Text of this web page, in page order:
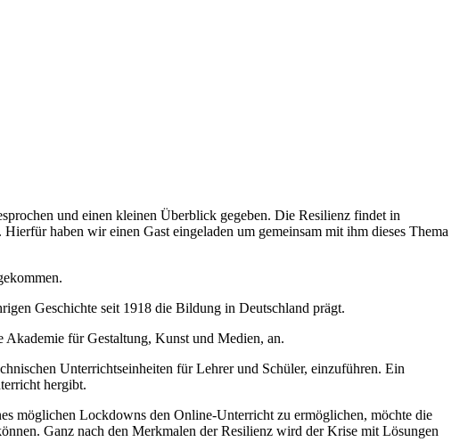
und einen kleinen Überblick gegeben. Die Resilienz findet in
haben wir einen Gast eingeladen um gemeinsam mit ihm dieses Thema
Geschichte seit 1918 die Bildung in Deutschland prägt.
für Gestaltung, Kunst und Medien, an.
Unterrichtseinheiten für Lehrer und Schüler, einzuführen. Ein
hergibt.
möglichen Lockdowns den Online-Unterricht zu ermöglichen, möchte die
Ganz nach den Merkmalen der Resilienz wird der Krise mit Lösungen